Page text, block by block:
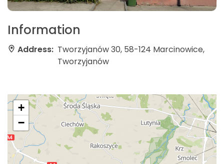
Information
Address: Tworzyjanów 30, 58-124 Marcinowice,
Tworzyjanów
+
−